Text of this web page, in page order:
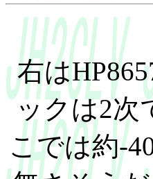
右は
ックは2次
こでは約-